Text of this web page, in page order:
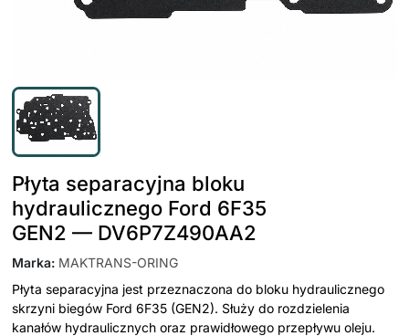
Płyta separacyjna bloku
hydraulicznego Ford 6F35
GEN2 — DV6P7Z490AA2
Marka: MAKTRANS-ORING
Płyta separacyjna jest przeznaczona do bloku hydraulicznego
skrzyni biegów Ford 6F35 (GEN2). Służy do rozdzielenia
kanałów hydraulicznych oraz prawidłowego przepływu oleju.